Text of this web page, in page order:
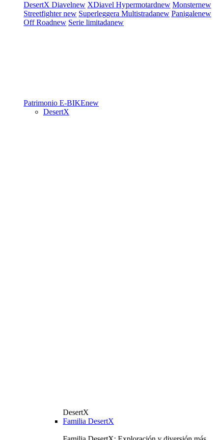
DesertX Diavelnew XDiavel Hypermotardnew Monsternew
Streetfighternew Superleggera Multistradanew Panigalenew
Off Roadnew Serie limitadanew
Patrimonio E-BIKEnew
DesertX
DesertX
Familia DesertX